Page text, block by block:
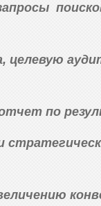
целевую
по